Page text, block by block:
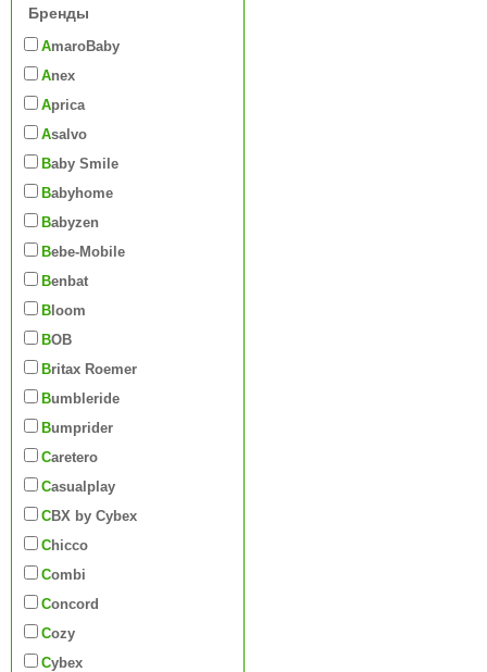
Бренды
AmaroBaby
Anex
Aprica
Asalvo
Baby Smile
Babyhome
Babyzen
Bebe-Mobile
Benbat
Bloom
BOB
Britax Roemer
Bumbleride
Bumprider
Caretero
Casualplay
CBX by Cybex
Chicco
Combi
Concord
Cozy
Cybex